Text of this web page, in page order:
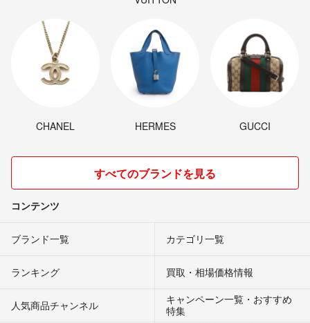
CHANEL HERMES GUCCI
すべてのブランドを見る
コンテンツ
ブランド一覧 カテゴリ一覧
ランキング 買取・相場価格情報
人気商品チャンネル
キャンペーン一覧・おすすめ
特集